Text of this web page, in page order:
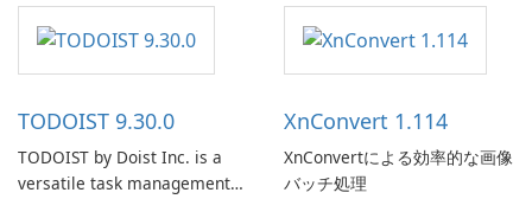
software designed to help
users capture, organize, and
access information across
TODOIST 9.30.0
TODOIST by Doist Inc. is a
versatile task management
XnConvert 1.114
XnConvertによる効率的な画像
バッチ処理